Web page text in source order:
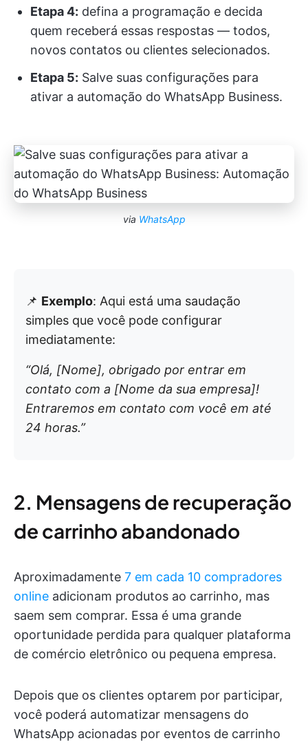
Etapa 4: defina a programação e decida
quem receberá essas respostas — todos,
novos contatos ou clientes selecionados.
Etapa 5: Salve suas configurações para
ativar a automação do WhatsApp Business.
via WhatsApp
📌 Exemplo: Aqui está uma saudação
simples que você pode configurar
imediatamente:
“Olá, [Nome], obrigado por entrar em
contato com a [Nome da sua empresa]!
Entraremos em contato com você em até
24 horas.”
2. Mensagens de recuperação
de carrinho abandonado
Aproximadamente 7 em cada 10 compradores
online adicionam produtos ao carrinho, mas
saem sem comprar. Essa é uma grande
oportunidade perdida para qualquer plataforma
de comércio eletrônico ou pequena empresa.
Depois que os clientes optarem por participar,
você poderá automatizar mensagens do
WhatsApp acionadas por eventos de carrinho